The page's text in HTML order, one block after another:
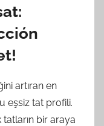
artıran en
eşsiz tat profili.
bir araya